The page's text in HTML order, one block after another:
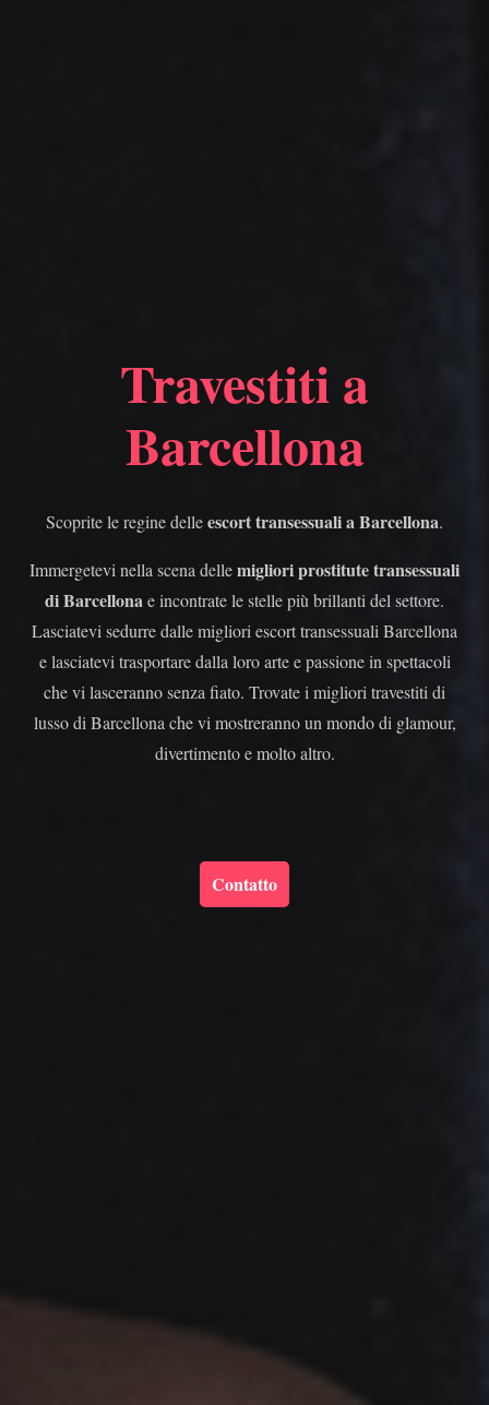
Travestiti a
Barcellona
Scoprite le regine delleescort transessuali a Barcellona.
Immergetevi nella scena dellemigliori prostitute transessuali
di Barcellonae incontrate le stelle più brillanti del settore.
Lasciatevi sedurre dalle migliori escort transessuali Barcellona
e lasciatevi trasportare dalla loro arte e passione in spettacoli
che vi lasceranno senza fiato. Trovate i migliori travestiti di
lusso di Barcellona che vi mostreranno un mondo di glamour,
divertimento e molto altro.
Contatto